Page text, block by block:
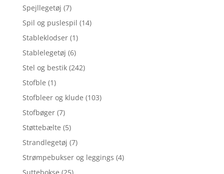
Spejllegetøj (7)
Spil og puslespil (14)
Stableklodser (1)
Stablelegetøj (6)
Stel og bestik (242)
Stofble (1)
Stofbleer og klude (103)
Stofbøger (7)
Støttebælte (5)
Strandlegetøj (7)
Strømpebukser og leggings (4)